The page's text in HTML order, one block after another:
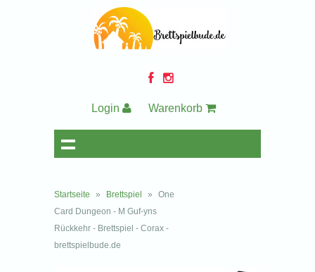
Login Warenkorb
Startseite » Brettspiel »
One
Card Dungeon - M Guf-yns
Rückkehr - Brettspiel - Corax -
brettspielbude.de